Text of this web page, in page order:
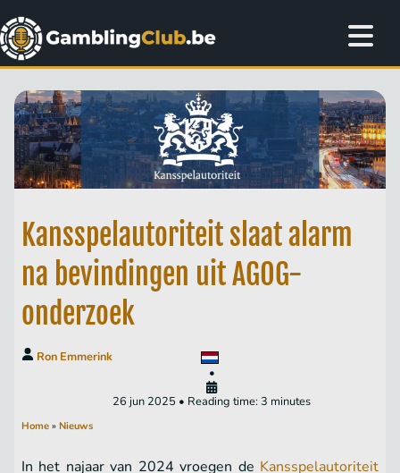
Kansspelautoriteit slaat alarm
na bevindingen uit AGOG-
onderzoek
Ron Emmerink
•
26 jun 2025 • Reading time: 3 minutes
Home » Nieuws
In het najaar van 2024 vroegen de Kansspelautoriteit